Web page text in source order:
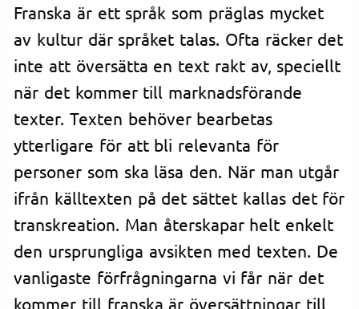
Franska är ett språk som präglas mycket
av kultur där språket talas. Ofta räcker det
inte att översätta en text rakt av, speciellt
när det kommer till marknadsförande
texter. Texten behöver bearbetas
ytterligare för att bli relevanta för
personer som ska läsa den. När man utgår
ifrån källtexten på det sättet kallas det för
transkreation. Man återskapar helt enkelt
den ursprungliga avsikten med texten. De
vanligaste förfrågningarna vi får när det
kommer till franska är översättningar till